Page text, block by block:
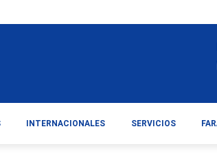
INTERNACIONALES SERVICIOS